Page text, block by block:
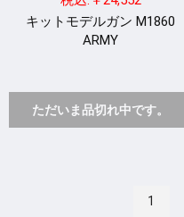
キットモデルガン M1860
ARMY
ただいま品切れ中です。
1